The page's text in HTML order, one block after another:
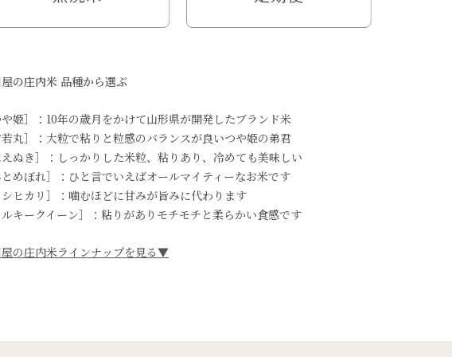
の庄内米 品種から選ぶ
や姫］：10年の歳月をかけて山形県が開発したブランド米
若丸］：大粒で粘りと粒感のバランスが良いつや姫の弟君
えぬき］：しっかりした米粒、粘りあり、冷めても美味しい
とめぼれ］：ひと言でいえばオールマイティーなお米です
シヒカリ］：噛むほどに甘みが旨みに代わります
ルキークイーン］：粘りがありモチモチと柔らかい食感です
の庄内米ラインナップを見る▼